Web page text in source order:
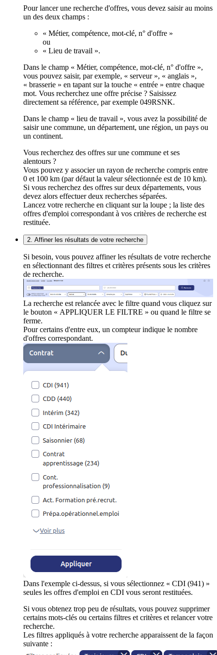
Pour lancer une recherche d'offres, vous devez saisir au moins
un des deux champs :
« Métier, compétence, mot-clé, n° d'offre »
ou
« Lieu de travail ».
Dans le champ « Métier, compétence, mot-clé, n° d'offre »,
vous pouvez saisir, par exemple, « serveur », « anglais »,
« brasserie » en tapant sur la touche « entrée » entre chaque
mot. Vous recherchez une offre précise ? Saisissez
directement sa référence, par exemple 049RSNK.
Dans le champ « lieu de travail », vous avez la possibilité de
saisir une commune, un département, une région, un pays ou
un continent.
Vous recherchez des offres sur une commune et ses
alentours ?
Vous pouvez y associer un rayon de recherche compris entre
0 et 100 km (par défaut la valeur sélectionnée est de 10 km).
Si vous recherchez des offres sur deux départements, vous
devez alors effectuer deux recherches séparées.
Lancez votre recherche en cliquant sur la loupe ; la liste des
offres d'emploi correspondant à vos critères de recherche est
restituée.
2. Affiner les résultats de votre recherche
Si besoin, vous pouvez affiner les résultats de votre recherche
en sélectionnant des filtres et critères présents sous les critères
de recherche.
La recherche est relancée avec le filtre quand vous cliquez sur
le bouton « APPLIQUER LE FILTRE » ou quand le filtre se
ferme.
Pour certains d'entre eux, un compteur indique le nombre
d'offres correspondant.
Dans l'exemple ci-dessus, si vous sélectionnez « CDI (941) »
seules les offres d'emploi en CDI vous seront restituées.
Si vous obtenez trop peu de résultats, vous pouvez supprimer
certains mots-clés ou certains filtres et critères et relancer votre
recherche.
Les filtres appliqués à votre recherche apparaissent de la façon
suivante :